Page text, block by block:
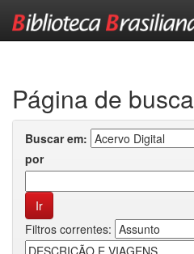
Página de busca
Buscar em:
por
Filtros correntes: